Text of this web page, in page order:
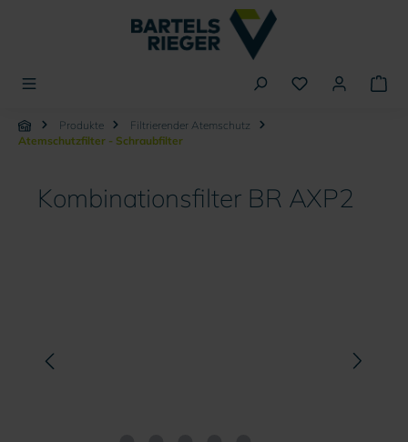
Produkte
Filtrierender Atemschutz
Atemschutzfilter - Schraubfilter
Kombinationsfilter BR AXP2